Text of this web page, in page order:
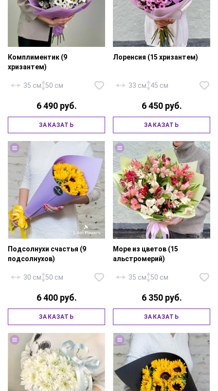
Хризантема кустовая — 9 шт.,
фирменная упаковка, атласная
Комплиментик (9
хризантем)
35 см 50 см
6 490 руб.
ЗАКАЗАТЬ
«Сантини» — 15 шт., писташ,
фирменная упаковка, атласная
Лоренсия (15 хризантем)
33 см 45 см
6 450 руб.
ЗАКАЗАТЬ
Подсолнух — 9 шт., фирменная
Подсолнухи счастья (9
подсолнухов)
30 см 50 см
6 400 руб.
ЗАКАЗАТЬ
Альстромерия микс — 15 шт.,
флористическая губка,
Море из цветов (15
альстромерий)
35 см 50 см
6 350 руб.
ЗАКАЗАТЬ